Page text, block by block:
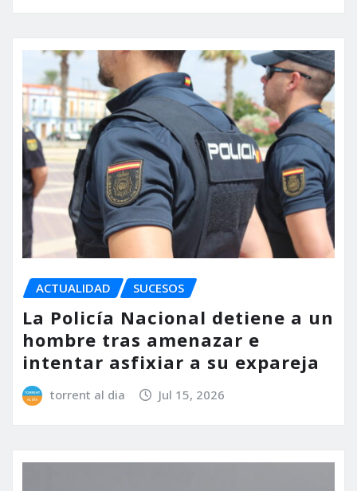
ACTUALIDAD SUCESOS
La Policía Nacional detiene a un
hombre tras amenazar e
intentar asfixiar a su expareja
torrent al dia Jul 15, 2026